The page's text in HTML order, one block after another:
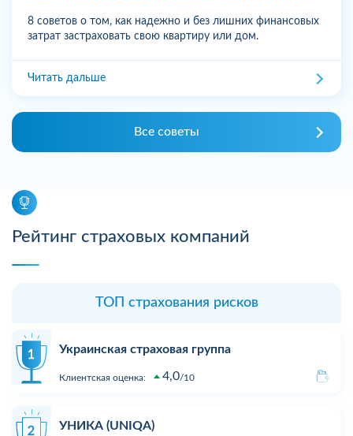
8 советов о том, как надежно и без лишних финансовых
затрат застраховать свою квартиру или дом.
Читать дальше
Все советы
Рейтинг страховых компаний
ТОП страхования рисков
Украинская страховая группа
Клиентская оценка: 4,0 10
УНИКА (UNIQA)